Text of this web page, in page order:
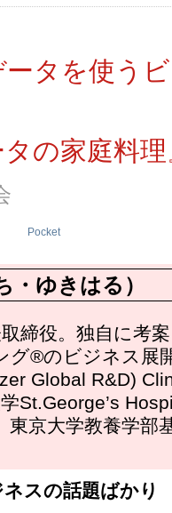
タを使う
タの家庭料
Pocket
・ゆきはる）
締役。独自に考
グ®のビジネス展
Global R&D)
St.George’s
東京大学教養学部
スの話題ばかり